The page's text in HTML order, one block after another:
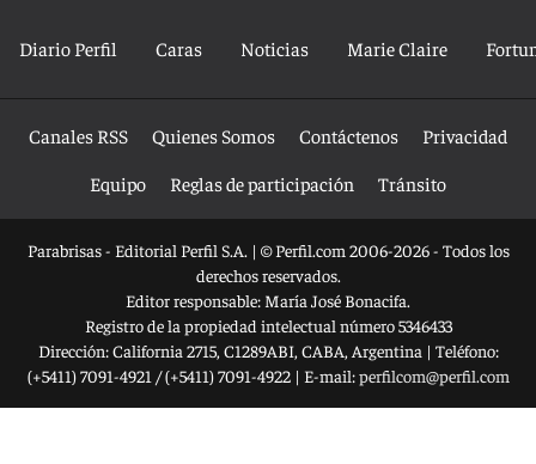
Diario Perfil Caras Noticias Marie Claire
Canales RSS Quienes Somos Contáctenos
Privacidad
Equipo
Reglas de participación Tránsito
Parabrisas - Editorial Perfil S.A. | © Perfil.com 2006-2026 - Todos los
derechos reservados.
Editor responsable: María José Bonacifa.
Registro de la propiedad intelectual número 5346433
Dirección:California 2715, C1289ABI, CABA, Argentina | Teléfono:
(+5411) 7091-4921 /(+5411) 7091-4922| E-mail:perfilcom@perfil.com